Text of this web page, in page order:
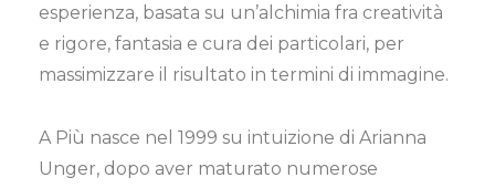
esperienza, basata su un’alchimia fra creatività
e rigore, fantasia e cura dei particolari, per
massimizzare il risultato in termini di immagine.
A Più nasce nel 1999 su intuizione di Arianna
Unger, dopo aver maturato numerose